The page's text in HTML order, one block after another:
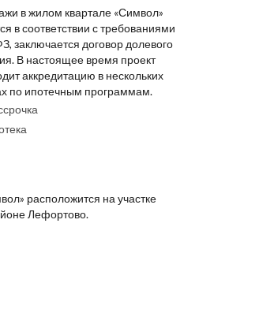
в жилом квартале «Символ»
в соответствии с требованиями
заключается договор долевого
В настоящее время проект
аккредитацию в нескольких
по ипотечным программам.
расположится на участке
Лефортово.